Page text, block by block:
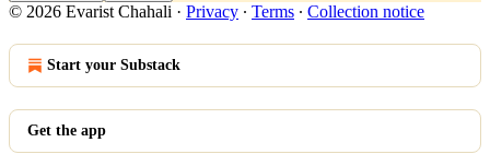
© 2026 Evarist Chahali · Privacy ∙ Terms ∙ Collection notice
Start your Substack
Get the app